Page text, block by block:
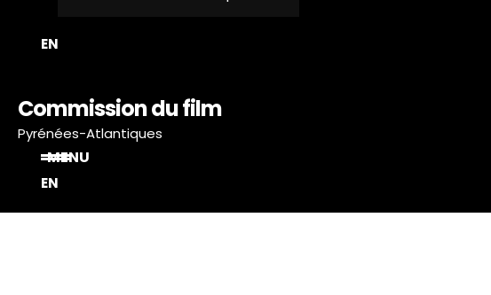
EN
Commission du film
Pyrénées-Atlantiques
MENU
EN